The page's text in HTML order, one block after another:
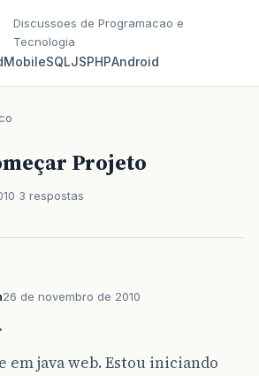
Discussoes de Programacao e
Tecnologia
MobileSQLJSPHPAndroid
Projeto
3 respostas
26 de novembro de 2010
em java web. Estou iniciando